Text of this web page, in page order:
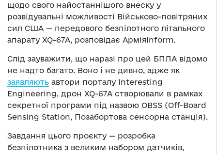
щодо свого найостаннішого внеску у
розвідувальні можливості Військово-повітряних
сил США — передового безпілотного літального
апарату XQ-67A, розповідає АрміяInform.
Слід зауважити, що наразі про цей БПЛА відомо
не надто багато. Воно і не дивно, адже як
заявляють автори порталу Interesting
Engineering, дрон XQ-67A створювали в рамках
секретної програми під назвою OBSS (Off-Board
Sensing Station, Позабортова сенсорна станція).
Завдання цього проєкту — розробка
безпілотника з великим набором датчиків,